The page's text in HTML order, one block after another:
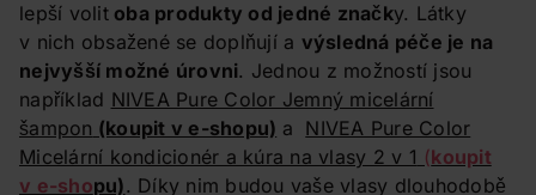
lepší volitoba produkty od jedné značky. Látky
v nich obsažené se doplňují a výsledná péče je na
nejvyšší možné úrovni. Jednou z možností jsou
například NIVEA Pure Color Jemný micelární
šampon (koupit v e-shopu) a NIVEA Pure Color
Micelární kondicionér a kúra na vlasy 2 v 1 (koupit
v e-shopu). Díky nim budou vaše vlasy dlouhodobě